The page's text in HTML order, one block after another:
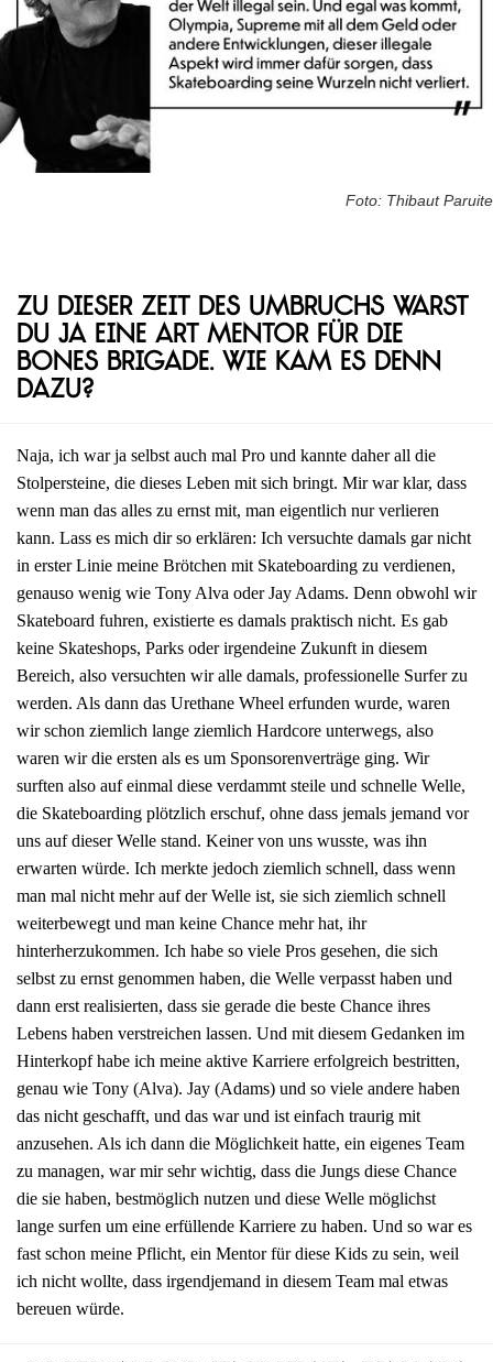
Foto: Thibaut Paruite
Zu dieser Zeit des Umbruchs warst
du ja eine Art Mentor für die
Bones Brigade. Wie kam es denn
dazu?
Naja, ich war ja selbst auch mal Pro und kannte daher all die
Stolpersteine, die dieses Leben mit sich bringt. Mir war klar, dass
wenn man das alles zu ernst mit, man eigentlich nur verlieren
kann. Lass es mich dir so erklären: Ich versuchte damals gar nicht
in erster Linie meine Brötchen mit Skateboarding zu verdienen,
genauso wenig wie Tony Alva oder Jay Adams. Denn obwohl wir
Skateboard fuhren, existierte es damals praktisch nicht. Es gab
keine Skateshops, Parks oder irgendeine Zukunft in diesem
Bereich, also versuchten wir alle damals, professionelle Surfer zu
werden. Als dann das Urethane Wheel erfunden wurde, waren
wir schon ziemlich lange ziemlich Hardcore unterwegs, also
waren wir die ersten als es um Sponsorenverträge ging. Wir
surften also auf einmal diese verdammt steile und schnelle Welle,
die Skateboarding plötzlich erschuf, ohne dass jemals jemand vor
uns auf dieser Welle stand. Keiner von uns wusste, was ihn
erwarten würde. Ich merkte jedoch ziemlich schnell, dass wenn
man mal nicht mehr auf der Welle ist, sie sich ziemlich schnell
weiterbewegt und man keine Chance mehr hat, ihr
hinterherzukommen. Ich habe so viele Pros gesehen, die sich
selbst zu ernst genommen haben, die Welle verpasst haben und
dann erst realisierten, dass sie gerade die beste Chance ihres
Lebens haben verstreichen lassen. Und mit diesem Gedanken im
Hinterkopf habe ich meine aktive Karriere erfolgreich bestritten,
genau wie Tony (Alva). Jay (Adams) und so viele andere haben
das nicht geschafft, und das war und ist einfach traurig mit
anzusehen. Als ich dann die Möglichkeit hatte, ein eigenes Team
zu managen, war mir sehr wichtig, dass die Jungs diese Chance
die sie haben, bestmöglich nutzen und diese Welle möglichst
lange surfen um eine erfüllende Karriere zu haben. Und so war es
fast schon meine Pflicht, ein Mentor für diese Kids zu sein, weil
ich nicht wollte, dass irgendjemand in diesem Team mal etwas
bereuen würde.